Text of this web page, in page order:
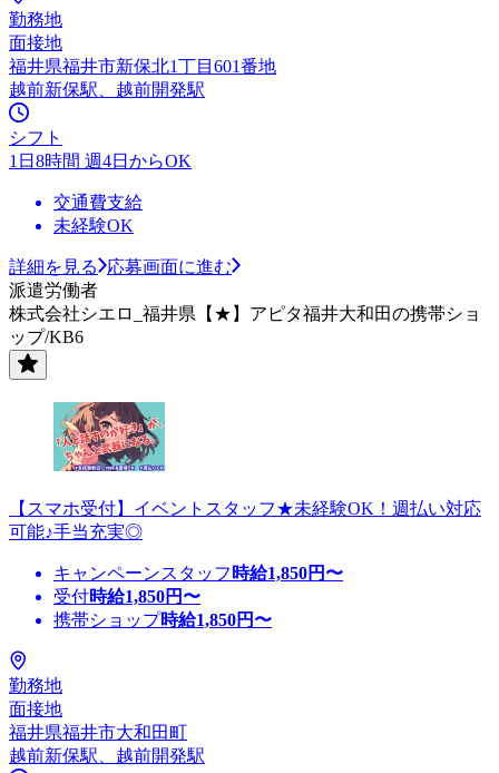
勤務地
面接地
福井県福井市新保北1丁目601番地
越前新保駅、越前開発駅
シフト
1日8時間 週4日からOK
交通費支給
未経験OK
詳細を見る
応募画面に進む
派遣労働者
株式会社シエロ_福井県【★】アピタ福井大和田の携帯ショ
ップ/KB6
【スマホ受付】イベントスタッフ★未経験OK！週払い対応
可能♪手当充実◎
キャンペーンスタッフ 時給1,850円〜
受付時給1,850円〜
携帯ショップ時給1,850円〜
勤務地
面接地
福井県福井市大和田町
越前新保駅、越前開発駅